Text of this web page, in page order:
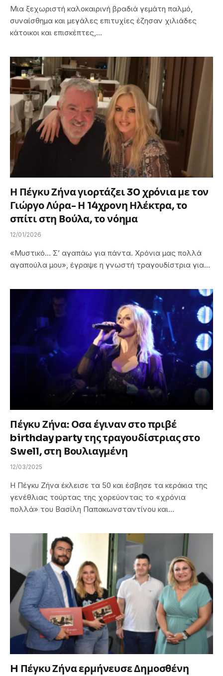
Μια ξεχωριστή καλοκαιρινή βραδιά γεμάτη παλμό,
συναίσθημα και μεγάλες επιτυχίες έζησαν χιλιάδες
κάτοικοι και επισκέπτες,…
Η Πέγκυ Ζήνα γιορτάζει 30 χρόνια με τον
Γιώργο Λύρα- Η 14χρονη Ηλέκτρα, το
σπίτι στη Βούλα, το νόημα
12/01/2026
«Μυστικό… Σ’ αγαπάω για πάντα. Χρόνια μας πολλά
αγαπούλα μου», έγραψε η γνωστή τραγουδίστρια για…
Πέγκυ Ζήνα: Οσα έγιναν στο πριβέ
birthday party της τραγουδίστριας στο
Swell, στη Βουλιαγμένη
12/03/2025
Η Πέγκυ Ζήνα έκλεισε τα 50 και έσβησε τα κεράκια της
γενέθλιας τούρτας της χορεύοντας το «χρόνια
πολλά» του Βασίλη Παπακωνσταντίνου και…
H Πέγκυ Ζήνα ερμήνευσε Δημοσθένη